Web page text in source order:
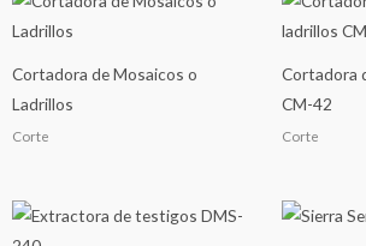
Cortadora de Mosaicos o
Ladrillos
Corte
Cortadora
CM-42
Corte